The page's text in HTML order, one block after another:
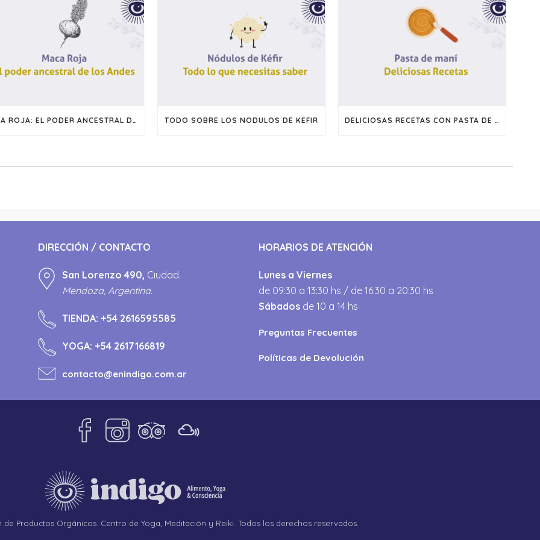
MACA ROJA: EL PODER ANCESTRAL DE LOS ANDES TODO SOBRE LOS NODULOS DE KEFIR DELICIOSAS RECETAS CON PASTA DE MANI
DIRECCIÓN / CONTACTO
San Lorenzo 490, Ciudad.
Mendoza, Argentina.
TIENDA: +54 2616595585
YOGA: +54 2617166819
contacto@enindigo.com.ar
HORARIOS DE ATENCIÓN
Lunes a Viernes
de 09:30 a 13:30 hs / de 16:30 a 20:30 hs
Sábados de 10 a 14 hs
Preguntas Frecuentes
Políticas de Devolución
de Productos Orgánicos. Centro de Yoga, Meditación y Reiki. Todos los derechos reservados.